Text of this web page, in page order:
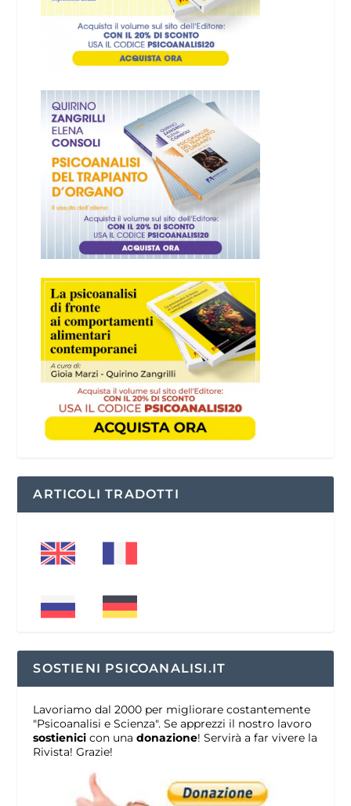
ARTICOLI TRADOTTI
SOSTIENI PSICOANALISI.IT
Lavoriamo dal 2000 per migliorare costantemente
"Psicoanalisi e Scienza". Se apprezzi il nostro lavoro
sostienici con unadonazione! Servirà a far vivere la
Rivista! Grazie!